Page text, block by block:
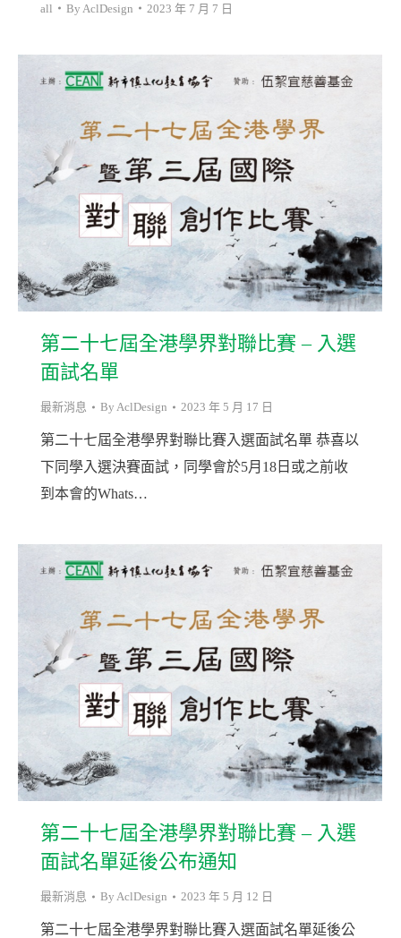
all By AclDesign 2023 年 7 月 7 日
第二十七屆全港學界對聯比賽 – 入選
面試名單
最新消息 By AclDesign 2023 年 5 月 17 日
第二十七屆全港學界對聯比賽入選面試名單 恭喜以
下同學入選決賽面試，同學會於5月18日或之前收
到本會的Whats…
第二十七屆全港學界對聯比賽 – 入選
面試名單延後公布通知
最新消息 By AclDesign 2023 年 5 月 12 日
第二十七屆全港學界對聯比賽入選面試名單延後公